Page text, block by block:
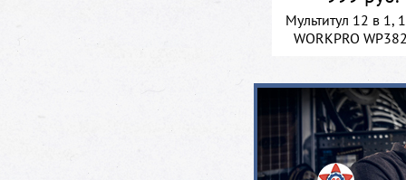
Мультитул 12 в 1,
WORKPRO